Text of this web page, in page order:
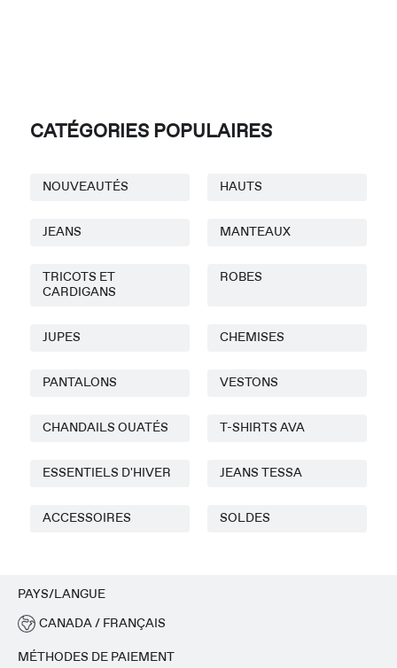
CATÉGORIES POPULAIRES
NOUVEAUTÉS HAUTS
JEANS MANTEAUX
TRICOTS ET
CARDIGANS
ROBES
JUPES CHEMISES
PANTALONS VESTONS
CHANDAILS OUATÉS T-SHIRTS AVA
ESSENTIELS D'HIVER JEANS TESSA
ACCESSOIRES SOLDES
PAYS/LANGUE
CANADA / FRANÇAIS
MÉTHODES DE PAIEMENT